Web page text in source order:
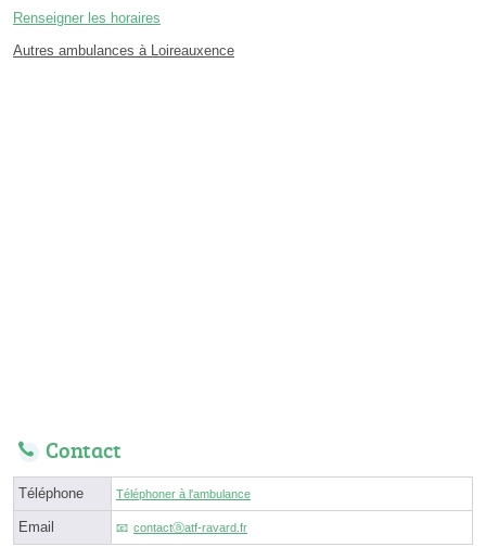
Renseigner les horaires
Autres ambulances à Loireauxence
Contact
Téléphone Téléphoner à l'ambulance
Email contactⓐatf-ravard.fr